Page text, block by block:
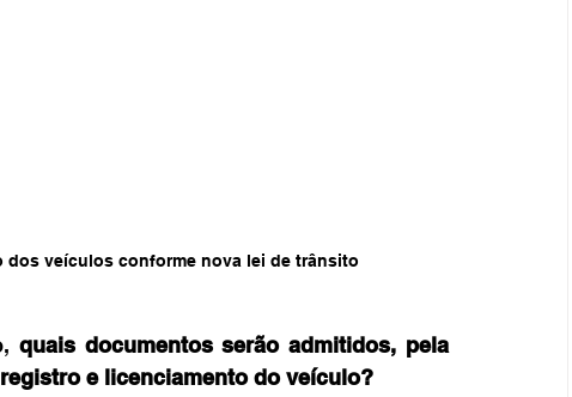
dos veículos conforme nova lei de trânsito
quais documentos serão admitidos, pela
e licenciamento do veículo?